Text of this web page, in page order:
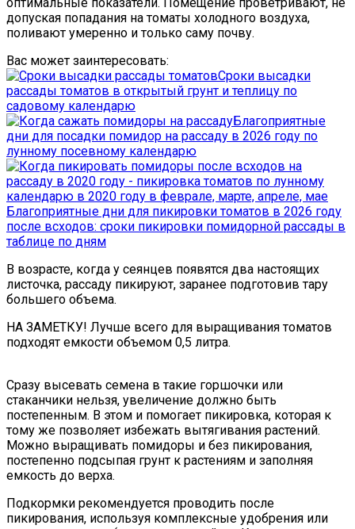
допуская попадания на томаты холодного воздуха,
поливают умеренно и только саму почву.
Вас может заинтересовать:
Сроки высадки
рассады томатов в открытый грунт и теплицу по
садовому календарю
Благоприятные
дни для посадки помидор на рассаду в 2026 году по
лунному посевному календарю
Благоприятные дни для пикировки томатов в 2026 году
после всходов: сроки пикировки помидорной рассады в
таблице по дням
В возрасте, когда у сеянцев появятся два настоящих
листочка, рассаду пикируют, заранее подготовив тару
большего объема.
НА ЗАМЕТКУ! Лучше всего для выращивания томатов
подходят емкости объемом 0,5 литра.
Сразу высевать семена в такие горшочки или
стаканчики нельзя, увеличение должно быть
постепенным. В этом и помогает пикировка, которая к
тому же позволяет избежать вытягивания растений.
Можно выращивать помидоры и без пикирования,
постепенно подсыпая грунт к растениям и заполняя
емкость до верха.
Подкормки рекомендуется проводить после
пикирования, используя комплексные удобрения или